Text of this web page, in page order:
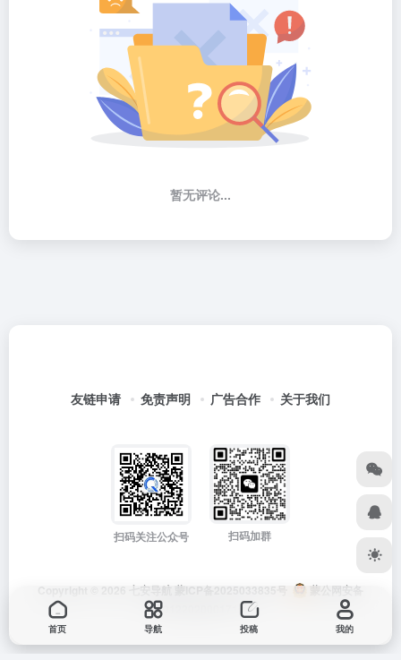
暂无评论...
友链申请 免责声明 广告合作 关于我们
扫码关注公众号 扫码加群
Copyright © 2026 七安导航 蒙ICP备2025033835号
蒙公网安备
15012202000171号
首页 导航 投稿 我的